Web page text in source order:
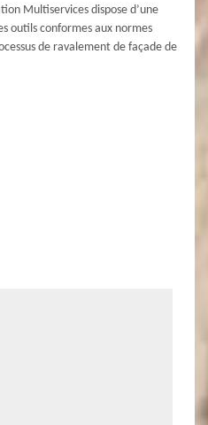
Multiservices dispose d’une
outils conformes aux normes
de ravalement de façade de